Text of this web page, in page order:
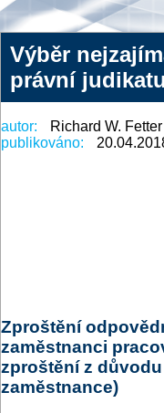
Výběr
právní
autor:
Richard W. Fetter
publikováno:
Zproštění
zaměstnanci
zproštění z
zaměstnance)